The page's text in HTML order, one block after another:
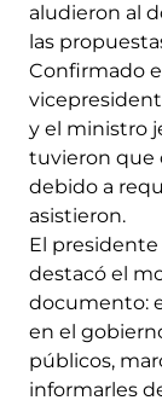
aludieron al
las
Confirmado
y el ministro
tuvieron que
debido a
asistieron.
El presidente
destacó el
documento:
en el
públicos,
informarles